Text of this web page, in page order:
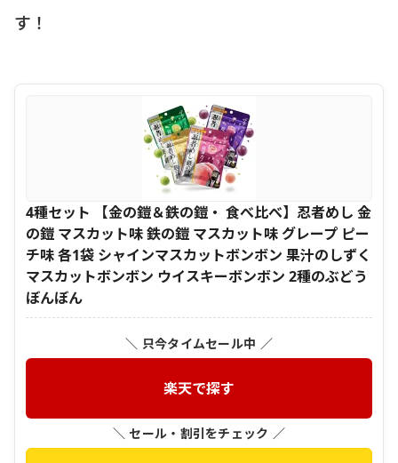
す！
4種セット 【金の鎧＆鉄の鎧・ 食べ比べ】忍者めし 金
の鎧 マスカット味 鉄の鎧 マスカット味 グレープ ピー
チ味 各1袋 シャインマスカットボンボン 果汁のしずく
マスカットボンボン ウイスキーボンボン 2種のぶどう
ぼんぼん
＼ 只今タイムセール中 ／
楽天で探す
＼ セール・割引をチェック ／